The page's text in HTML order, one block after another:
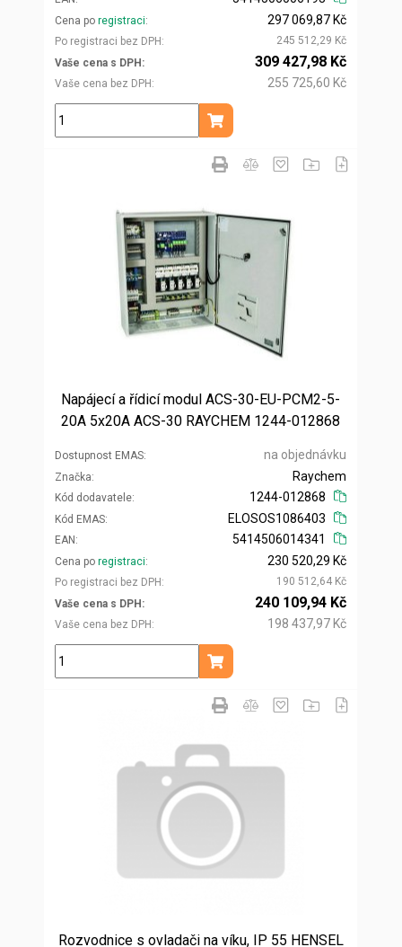
Cena po registraci
Po registraci bez DPH
297 069,87 Kč
245 512,29 Kč
Vaše cena s DPH
Vaše cena bez DPH
309 427,98 Kč
255 725,60 Kč
ks
Přidat do košíku
Napájecí a řídicí modul ACS-30-EU-PCM2-5-
20A 5x20A ACS-30 RAYCHEM 1244-012868
Dostupnost EMAS na objednávku
Značka
Kód dodavatele
Raychem
1244-012868
Kód EMAS
EAN
ELOSOS1086403
5414506014341
Cena po registraci
Po registraci bez DPH
230 520,29 Kč
190 512,64 Kč
Vaše cena s DPH
Vaše cena bez DPH
240 109,94 Kč
198 437,97 Kč
ks
Přidat do košíku
Rozvodnice s ovladači na víku, IP 55 HENSEL